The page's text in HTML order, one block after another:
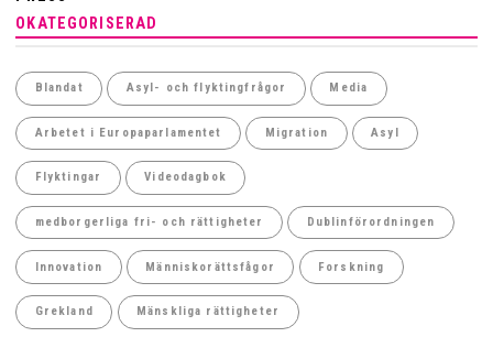
OKATEGORISERAD
Blandat Asyl- och flyktingfrågor Media
Arbetet i Europaparlamentet Migration Asyl
Flyktingar Videodagbok
medborgerliga fri- och rättigheter Dublinförordningen
Innovation Människorättsfågor Forskning
Grekland Mänskliga rättigheter